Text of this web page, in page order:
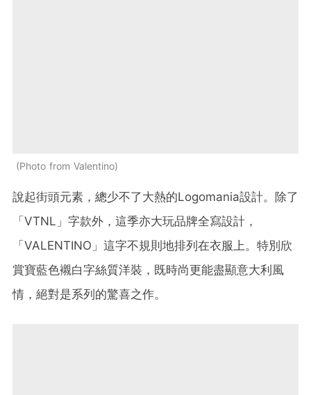
Photo from Valentino
說起街頭元素，總少不了大熱的Logomania設計。除了
「VTNL 」字款外，這季亦大玩品牌全寫設計，
「VALENTINO 」這字不規則地排列在衣服上。特別欣
賞寶藍色襯白字絲質洋裝，既時尚更能盡顯意大利風
情，絕對是系列的驚喜之作。